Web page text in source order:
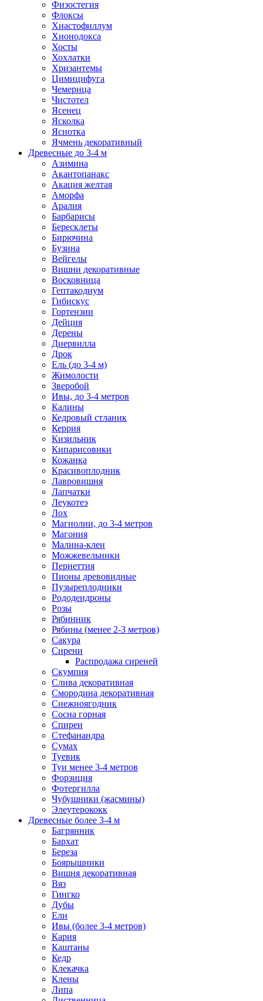
Физостегия
Флоксы
Хиастофиллум
Хионодокса
Хосты
Хохлатки
Хризантемы
Цимицифуга
Чемерица
Чистотел
Ясенец
Ясколка
Яснотка
Ячмень декоративный
Древесные до 3-4 м
Азимина
Акантопанакс
Акация желтая
Аморфа
Аралия
Барбарисы
Бересклеты
Бирючина
Бузина
Вейгелы
Вишни декоративные
Восковница
Гептакодиум
Гибискус
Гортензии
Дейция
Дерены
Диервилла
Дрок
Ель (до 3-4 м)
Жимолости
Зверобой
Ивы, до 3-4 метров
Калины
Кедровый стланик
Керрия
Кизильник
Кипарисовики
Кожанка
Красивоплодник
Лавровишня
Лапчатки
Леукотеэ
Лох
Магнолии, до 3-4 метров
Магония
Малина-клен
Можжевельники
Пернеттия
Пионы древовидные
Пузыреплодники
Рододендроны
Розы
Рябинник
Рябины (менее 2-3 метров)
Сакура
Сирени
Распродажа сиреней
Скумпия
Слива декоративная
Смородина декоративная
Снежноягодник
Сосна горная
Спиреи
Стефанандра
Сумах
Туевик
Туи менее 3-4 метров
Форзиция
Фотергилла
Чубушники (жасмины)
Элеутерококк
Древесные более 3-4 м
Багрянник
Бархат
Береза
Боярышники
Вишня декоративная
Вяз
Гингко
Дубы
Ели
Ивы (более 3-4 метров)
Кария
Каштаны
Кедр
Клекачка
Клены
Липа